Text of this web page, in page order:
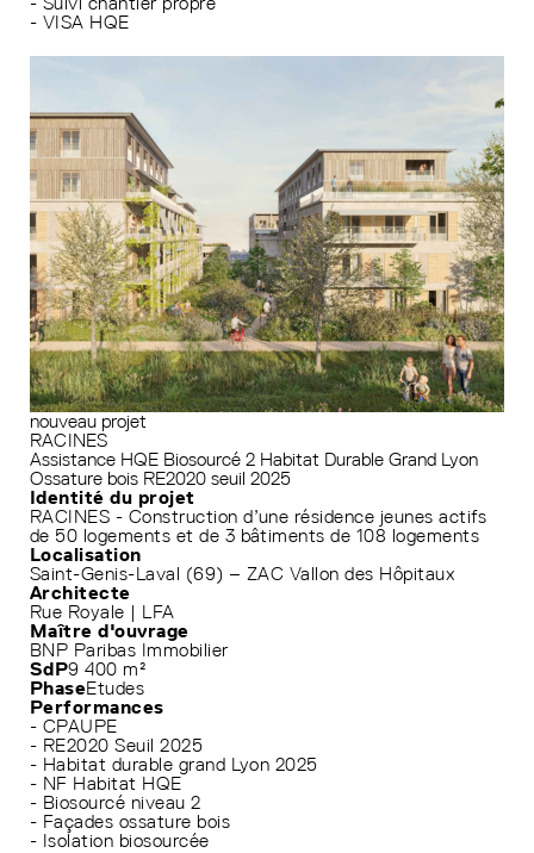
- VISA HQE
nouveau projet
RACINES
Assistance HQE Biosourcé 2 Habitat Durable Grand Lyon
Ossature bois RE2020 seuil 2025
Identité du projet
RACINES - Construction d’une résidence jeunes actifs
de 50 logements et de 3 bâtiments de 108 logements
Localisation
Saint-Genis-Laval (69) – ZAC Vallon des Hôpitaux
Architecte
Rue Royale | LFA
Maître d'ouvrage
BNP Paribas Immobilier
SdP9 400 m²
PhaseEtudes
Performances
- CPAUPE
- RE2020 Seuil 2025
- Habitat durable grand Lyon 2025
- NF Habitat HQE
- Biosourcé niveau 2
- Façades ossature bois
- Isolation biosourcée